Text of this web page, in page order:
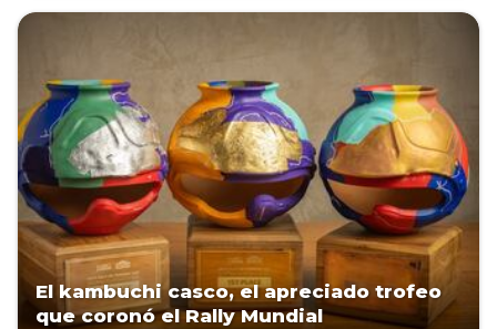
El kambuchi casco, el apreciado trofeo
que coronó el Rally Mundial